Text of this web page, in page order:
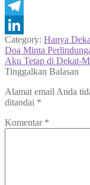
WhatsApp
Telegram
LinkedIn
Category: Hanya
Navigasi
pos
Previous
post:
Doa Minta
Next
post:
Aku Tetap di Dekat-
Tinggalkan Balasan
Alamat email Anda
ditandai *
Komentar *